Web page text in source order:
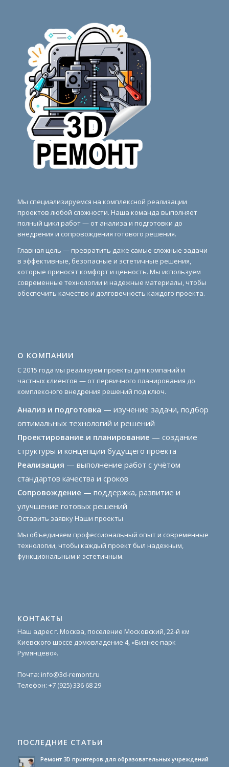
Мы специализируемся на комплексной реализации
проектов любой сложности. Наша команда выполняет
полный цикл работ — от анализа и подготовки до
внедрения и сопровождения готового решения.
Главная цель — превратить даже самые сложные задачи
в эффективные, безопасные и эстетичные решения,
которые приносят комфорт и ценность. Мы используем
современные технологии и надежные материалы, чтобы
обеспечить качество и долговечность каждого проекта.
О КОМПАНИИ
С 2015 года мы реализуем проекты для компаний и
частных клиентов — от первичного планирования до
комплексного внедрения решений под ключ.
Анализ и подготовка — изучение задачи, подбор
оптимальных технологий и решений
Проектирование и планирование — создание
структуры и концепции будущего проекта
Реализация — выполнение работ с учётом
стандартов качества и сроков
Сопровождение — поддержка, развитие и
улучшение готовых решений
Оставить заявку Наши проекты
Мы объединяем профессиональный опыт и современные
технологии, чтобы каждый проект был надежным,
функциональным и эстетичным.
КОНТАКТЫ
Наш адрес г. Москва, поселение Московский, 22-й км
Киевского шоссе домовладение 4, «Бизнес-парк
Румянцево».
Почта: info@3d-remont.ru
Телефон: +7 (925) 336 68 29
ПОСЛЕДНИЕ СТАТЬИ
Ремонт 3D принтеров для образовательных учреждений